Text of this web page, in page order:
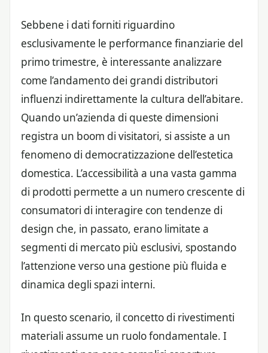
Sebbene i dati forniti riguardino
esclusivamente le performance finanziarie del
primo trimestre, è interessante analizzare
come l’andamento dei grandi distributori
influenzi indirettamente la cultura dell’abitare.
Quando un’azienda di queste dimensioni
registra un boom di visitatori, si assiste a un
fenomeno di democratizzazione dell’estetica
domestica. L’accessibilità a una vasta gamma
di prodotti permette a un numero crescente di
consumatori di interagire con tendenze di
design che, in passato, erano limitate a
segmenti di mercato più esclusivi, spostando
l’attenzione verso una gestione più fluida e
dinamica degli spazi interni.
In questo scenario, il concetto di rivestimenti
materiali assume un ruolo fondamentale. I